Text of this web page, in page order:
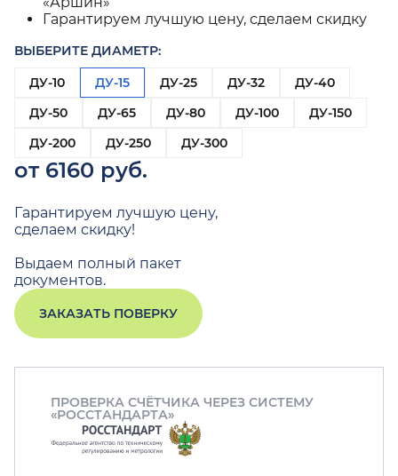
Гарантируем лучшую цену, сделаем скидку
ВЫБЕРИТЕ ДИАМЕТР:
ДУ-10
ДУ-15 ДУ-25 ДУ-32
ДУ-40
ДУ-50
ДУ-65 ДУ-80 ДУ-100
ДУ-150
ДУ-200
ДУ-250 ДУ-300
от 6160 руб.
Гарантируем лучшую цену,
сделаем скидку!
Выдаем полный пакет
документов.
ЗАКАЗАТЬ ПОВЕРКУ
ПРОВЕРКА СЧЁТЧИКА ЧЕРЕЗ СИСТЕМУ
«РОССТАНДАРТА»